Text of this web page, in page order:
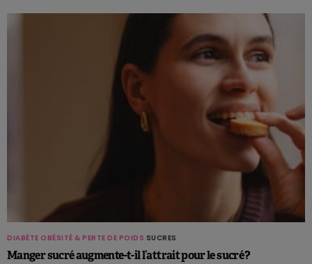
DIABÈTE OBÉSITÉ & PERTE DE POIDS SUCRES
Manger sucré augmente-t-il l’attrait pour le sucré ?